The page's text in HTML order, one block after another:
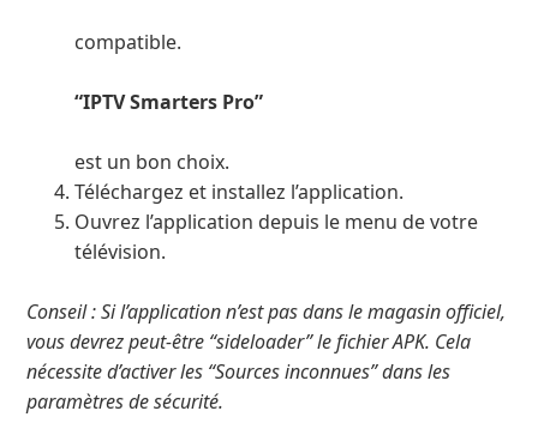
compatible.
“IPTV Smarters Pro”
est un bon choix.
Téléchargez et installez l’application.
Ouvrez l’application depuis le menu de votre
télévision.
Conseil : Si l’application n’est pas dans le magasin officiel,
vous devrez peut-être “sideloader” le fichier APK. Cela
nécessite d’activer les “Sources inconnues” dans les
paramètres de sécurité.